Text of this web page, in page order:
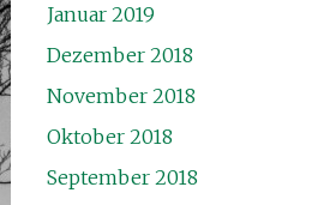
Januar 2019
Dezember 2018
November 2018
Oktober 2018
September 2018